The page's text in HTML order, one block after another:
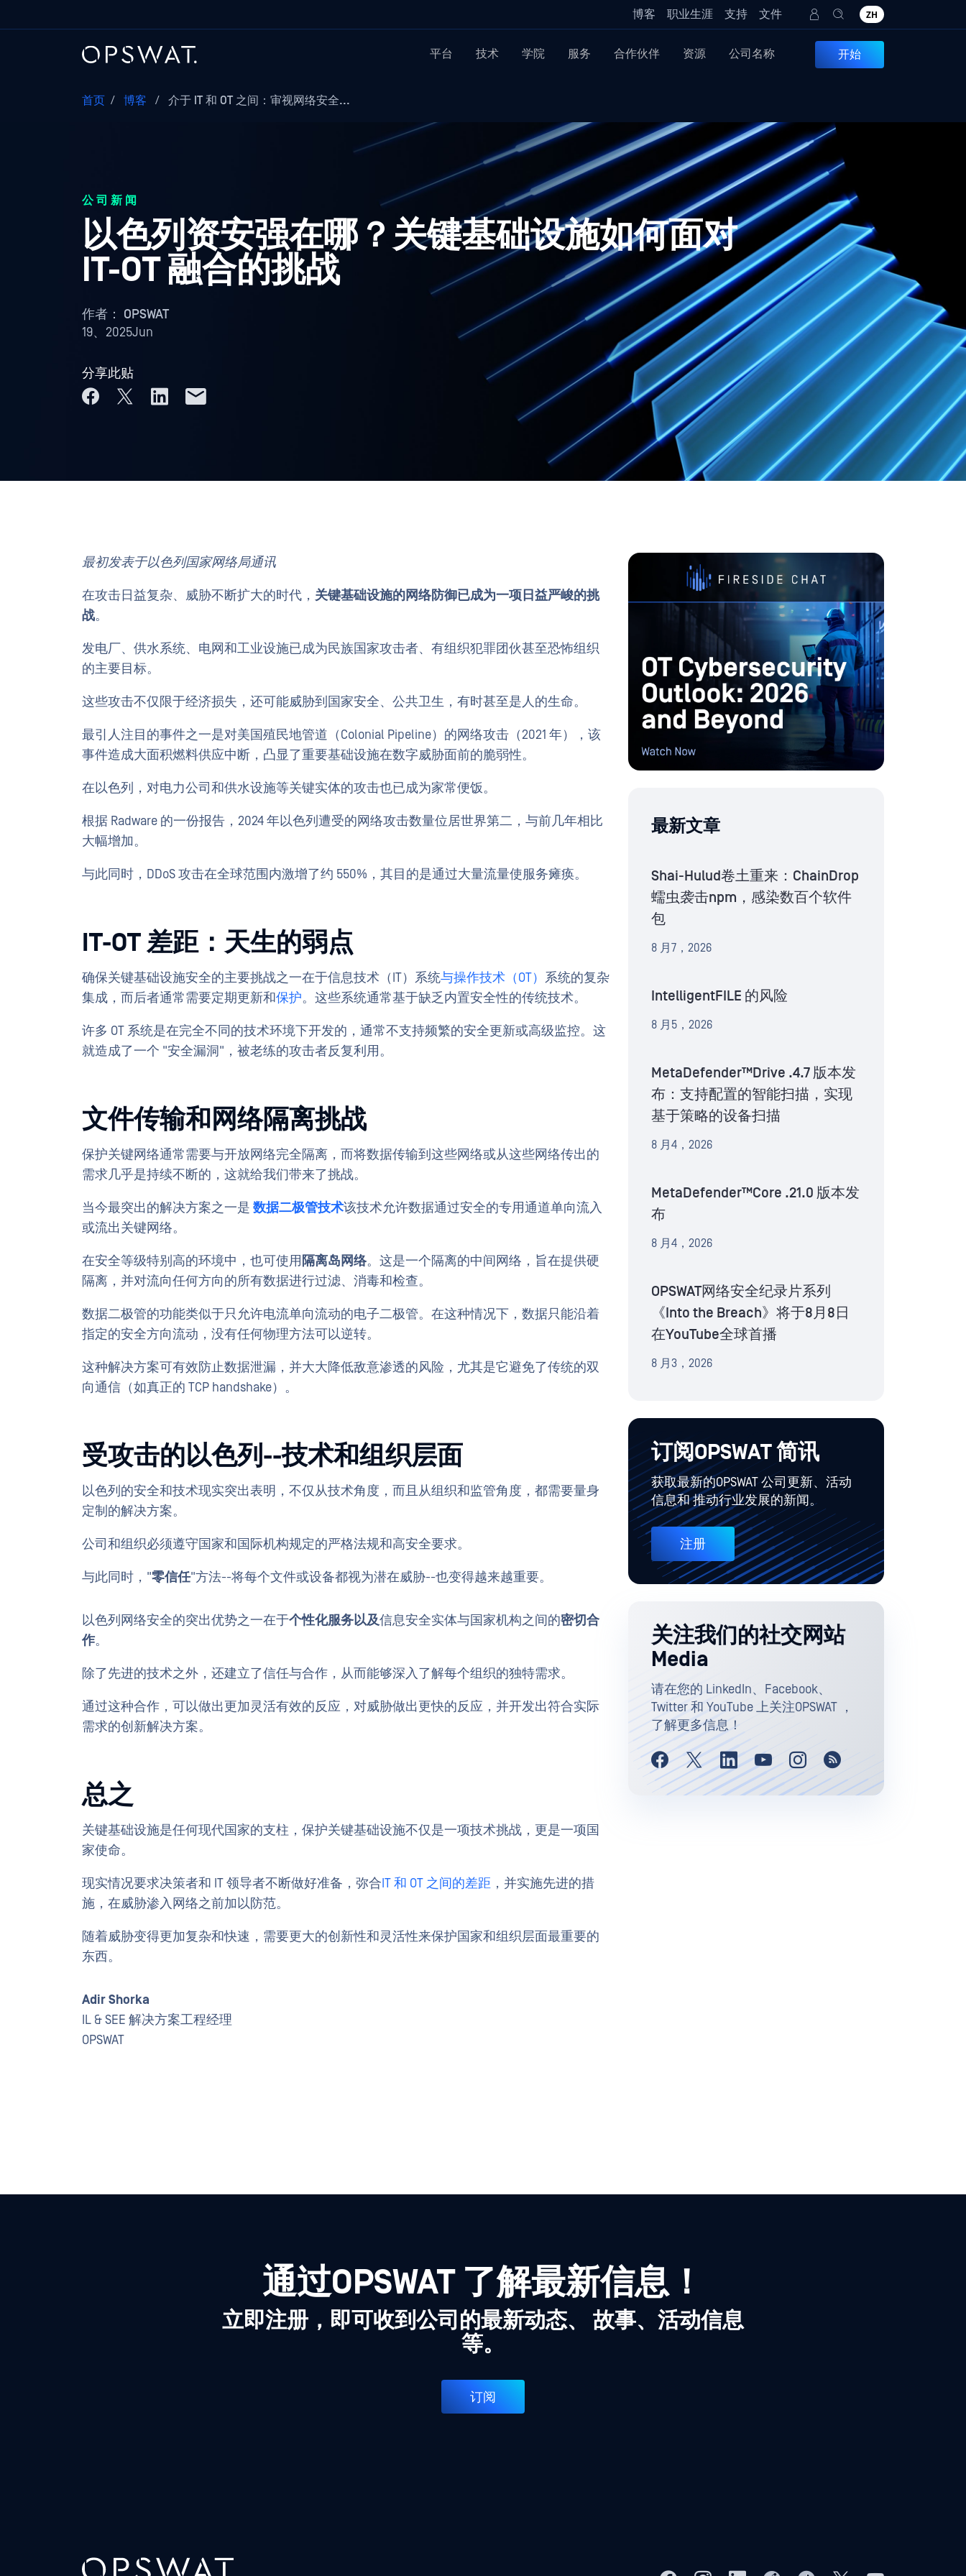
博客 职业生涯 支持 文件 ZH
平台 技术 学院 服务 合作伙伴 资源 公司名称 开始
首页 / 博客 / 介于 IT 和 OT 之间：审视网络安全...
公司新闻
以色列资安强在哪？关键基础设施如何面对
IT-OT 融合的挑战
作者： OPSWAT
19、2025Jun
分享此贴
最初发表于以色列国家网络局通讯
在攻击日益复杂、威胁不断扩大的时代， 关键基础设施的网络防御已成为一项日益严峻的挑
战。
发电厂、供水系统、电网和工业设施已成为民族国家攻击者、有组织犯罪团伙甚至恐怖组织
的主要目标。
这些攻击不仅限于经济损失，还可能威胁到国家安全、公共卫生，有时甚至是人的生命。
最引人注目的事件之一是对美国殖民地管道（Colonial Pipeline）的网络攻击（2021 年），该
事件造成大面积燃料供应中断，凸显了重要基础设施在数字威胁面前的脆弱性。
在以色列，对电力公司和供水设施等关键实体的攻击也已成为家常便饭。
根据 Radware 的一份报告，2024 年以色列遭受的网络攻击数量位居世界第二，与前几年相比
大幅增加。
与此同时，DDoS 攻击在全球范围内激增了约 550%，其目的是通过大量流量使服务瘫痪。
IT-OT 差距：天生的弱点
确保关键基础设施安全的主要挑战之一在于信息技术（IT）系统与操作技术（OT） 系统的复杂
集成，而后者通常需要定期更新和保护。这些系统通常基于缺乏内置安全性的传统技术。
许多 OT 系统是在完全不同的技术环境下开发的，通常不支持频繁的安全更新或高级监控。这
就造成了一个 "安全漏洞"，被老练的攻击者反复利用。
文件传输和网络隔离挑战
保护关键网络通常需要与开放网络完全隔离，而将数据传输到这些网络或从这些网络传出的
需求几乎是持续不断的，这就给我们带来了挑战。
当今最突出的解决方案之一是 数据二极管技术该技术允许数据通过安全的专用通道单向流入
或流出关键网络。
在安全等级特别高的环境中，也可使用 隔离岛网络。这是一个隔离的中间网络，旨在提供硬
隔离，并对流向任何方向的所有数据进行过滤、消毒和检查。
数据二极管的功能类似于只允许电流单向流动的电子二极管。在这种情况下，数据只能沿着
指定的安全方向流动，没有任何物理方法可以逆转。
这种解决方案可有效防止数据泄漏，并大大降低敌意渗透的风险，尤其是它避免了传统的双
向通信（如真正的 TCP handshake）。
受攻击的以色列--技术和组织层面
以色列的安全和技术现实突出表明，不仅从技术角度，而且从组织和监管角度，都需要量身
定制的解决方案。
公司和组织必须遵守国家和国际机构规定的严格法规和高安全要求。
与此同时，"零信任"方法--将每个文件或设备都视为潜在威胁--也变得越来越重要。
以色列网络安全的突出优势之一在于个性化服务以及信息安全实体与国家机构之间的密切合
作。
除了先进的技术之外，还建立了信任与合作，从而能够深入了解每个组织的独特需求。
通过这种合作，可以做出更加灵活有效的反应，对威胁做出更快的反应，并开发出符合实际
需求的创新解决方案。
总之
关键基础设施是任何现代国家的支柱，保护关键基础设施不仅是一项技术挑战，更是一项国
家使命。
现实情况要求决策者和 IT 领导者不断做好准备，弥合 IT 和 OT 之间的差距 ，并实施先进的措
施，在威胁渗入网络之前加以防范。
随着威胁变得更加复杂和快速，需要更大的创新性和灵活性来保护国家和组织层面最重要的
东西。
Adir Shorka
IL & SEE 解决方案工程经理
OPSWAT
最新文章
Shai-Hulud卷土重来：ChainDrop
蠕虫袭击npm，感染数百个软件
包
8 月7，2026
IntelligentFILE 的风险
8 月5，2026
MetaDefender™Drive .4.7 版本发
布：支持配置的智能扫描，实现
基于策略的设备扫描
8 月4，2026
MetaDefender™Core .21.0 版本发
布
8 月4，2026
OPSWAT网络安全纪录片系列
《Into the Breach》将于8月8日
在YouTube全球首播
8 月3，2026
订阅OPSWAT 简讯
获取最新的OPSWAT 公司更新、活动
信息和 推动行业发展的新闻。
注册
关注我们的社交网站
Media
请在您的 LinkedIn、Facebook、
Twitter 和 YouTube 上关注OPSWAT ，
了解更多信息！
通过OPSWAT 了解最新信息！
立即注册，即可收到公司的最新动态、 故事、活动信息
等。
订阅